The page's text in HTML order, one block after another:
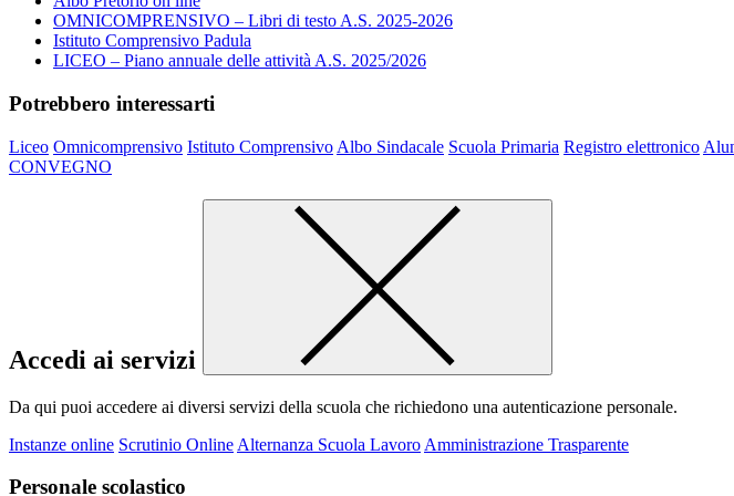
OMNICOMPRENSIVO – Libri di testo A.S. 2025-2026
Istituto Comprensivo Padula
LICEO – Piano annuale delle attività A.S. 2025/2026
Potrebbero interessarti
Liceo Omnicomprensivo Istituto Comprensivo Albo Sindacale Scuola Primaria Registro elettronico
CONVEGNO
Accedi ai servizi
Da qui puoi accedere ai diversi servizi della scuola che richiedono una autenticazione personale.
Instanze online Scrutinio Online Alternanza Scuola Lavoro Amministrazione Trasparente
Personale scolastico